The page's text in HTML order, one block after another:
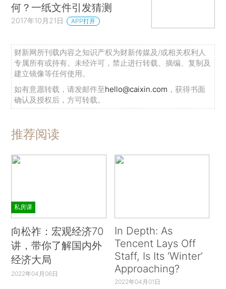
何？一纸文件引发猜测
2017年10月21日 APP打开
财新网所刊载内容之知识产权为财新传媒及/或相关权利人
专属所有或持有。未经许可，禁止进行转载、摘编、复制及
建立镜像等任何使用。
如有意愿转载，请发邮件至hello@caixin.com ，获得书面
确认及授权后，方可转载。
推荐阅读
私房课
向松祚：宏观经济70
讲，带你了解国内外
经济大局
2022年04月06日
In Depth: As
Tencent Lays Off
Staff, Is Its ‘Winter’
Approaching?
2022年04月01日